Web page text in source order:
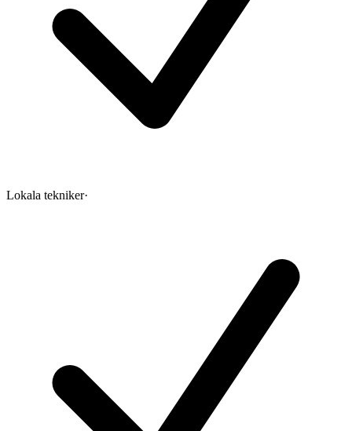
Lokala tekniker·